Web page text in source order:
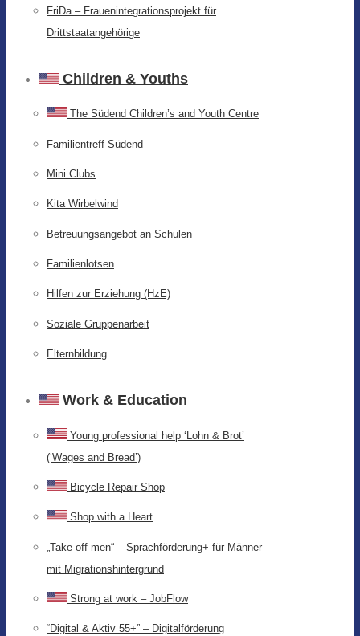
FriDa – Frauenintegrationsprojekt für
Drittstaatangehörige
Children & Youths
The Südend Children’s and Youth Centre
Familientreff Südend
Mini Clubs
Kita Wirbelwind
Betreuungsangebot an Schulen
Familienlotsen
Hilfen zur Erziehung (HzE)
Soziale Gruppenarbeit
Elternbildung
Work & Education
Young professional help ‘Lohn & Brot’
(‘Wages and Bread’)
Bicycle Repair Shop
Shop with a Heart
„Take off men“ – Sprachförderung+ für Männer
mit Migrationshintergrund
Strong at work – JobFlow
“Digital & Aktiv 55+” – Digitalförderung